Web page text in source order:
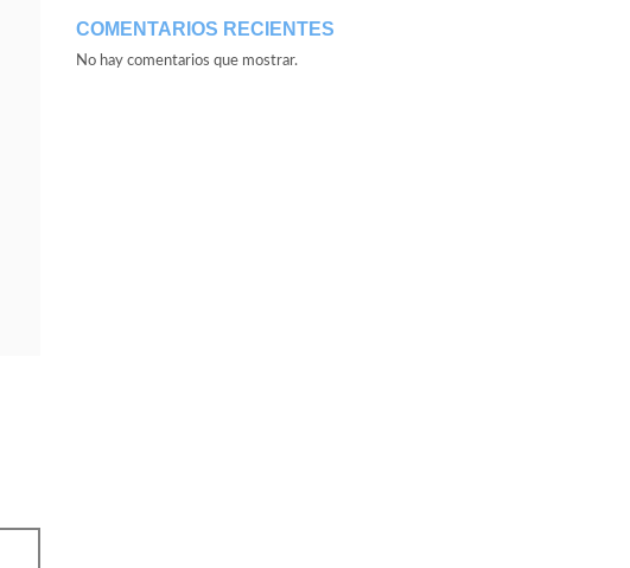
COMENTARIOS RECIENTES
No hay comentarios que mostrar.